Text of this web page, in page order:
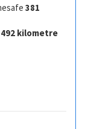
381
492 kilometre